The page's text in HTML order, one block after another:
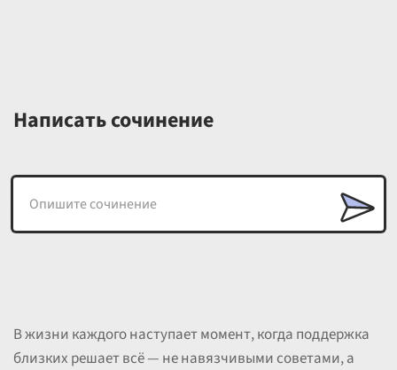
Написать сочинение
В жизни каждого наступает момент, когда поддержка
близких решает всё — не навязчивыми советами, а